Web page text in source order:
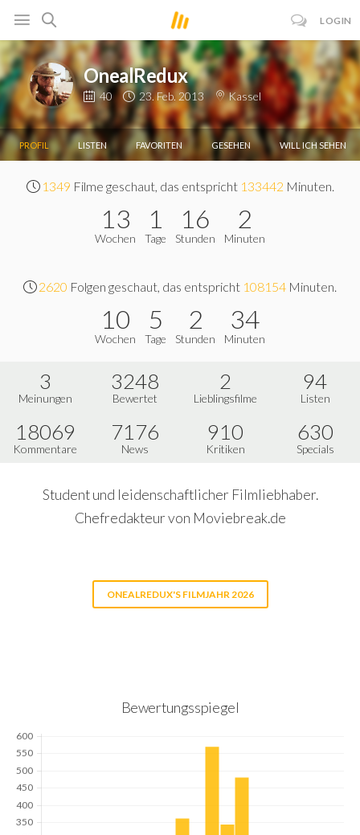
LOGIN
OnealRedux
40 23. Feb. 2013 Kassel
PROFIL LISTEN FAVORITEN GESEHEN WILL ICH SEHEN
1349 Filme geschaut, das entspricht 133442 Minuten.
13
Wochen
1
Tage
16
Stunden
2
Minuten
2620 Folgen geschaut, das entspricht 108154 Minuten.
10
Wochen
5
Tage
2
Stunden
34
Minuten
3
Meinungen
3248
Bewertet
2
Lieblingsfilme
94
Listen
18069
Kommentare
7176
News
910
Kritiken
630
Specials
Student und leidenschaftlicher Filmliebhaber.
Chefredakteur von Moviebreak.de
ONEALREDUX'S FILMJAHR 2026
Bewertungsspiegel